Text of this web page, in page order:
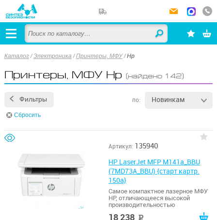
Каталог /Электроника /Принтеры, МФУ/Hp
Принтеры, МФУ Hp (найдено 142)
Фильтры по: Новинкам
Сбросить
Артикул: 135940
HP LaserJet MFP M141a_BBU
(7MD73A_BBU) {старт картр.
150a}
Самое компактное лазерное МФУ
HP, отличающееся высокой
производительностью
18 238